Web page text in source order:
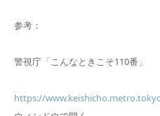
参考：
警視庁「こんなときこそ110番」
https://